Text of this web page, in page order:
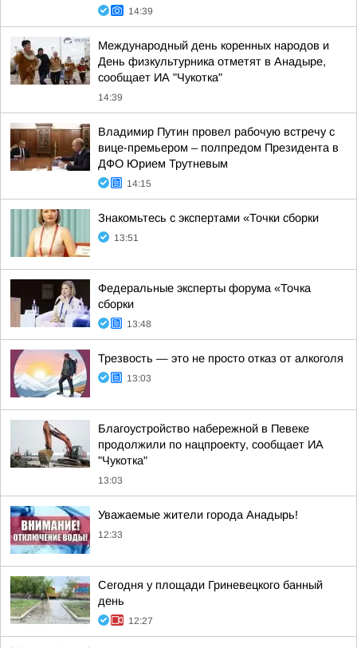
14:39
Международный день коренных народов и
День физкультурника отметят в Анадыре,
сообщает ИА "Чукотка"
14:39
Владимир Путин провел рабочую встречу с
вице-премьером – полпредом Президента в
ДФО Юрием Трутневым
14:15
Знакомьтесь с экспертами «Точки сборки
13:51
Федеральные эксперты форума «Точка
сборки
13:48
Трезвость — это не просто отказ от алкоголя
13:03
Благоустройство набережной в Певеке
продолжили по нацпроекту, сообщает ИА
"Чукотка"
13:03
Уважаемые жители города Анадырь!
12:33
Сегодня у площади Гриневецкого банный
день
12:27